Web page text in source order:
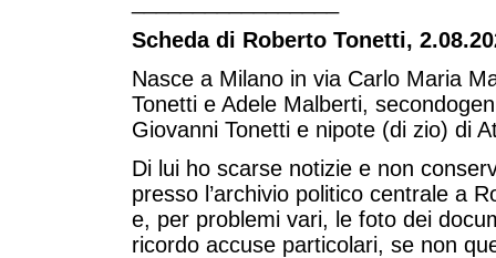
Scheda di Roberto Tonetti,
Nasce a Milano in via Carlo Maria
Tonetti e Adele Malberti,
Giovanni Tonetti e nipote (di zio) di
Di lui ho scarse notizie e non
presso l’archivio politico centrale a
e, per problemi vari, le foto dei
ricordo accuse particolari, se non